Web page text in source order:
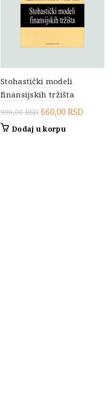
Stohastički modeli
finansijskih tržišta
990,00RSD Originalna
cena
660,00RSD
Dodaj u korpu